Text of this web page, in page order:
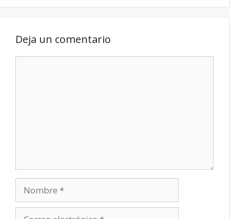
Deja un comentario